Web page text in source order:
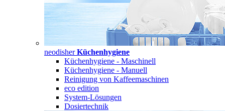
neodisherKüchenhygiene
Küchenhygiene - Maschinell
Küchenhygiene - Manuell
Reinigung von Kaffeemaschinen
eco edition
System-Lösungen
Dosiertechnik